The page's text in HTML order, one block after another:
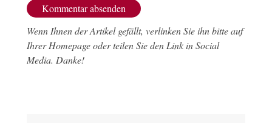
Wenn Ihnen der Artikel gefällt, verlinken Sie ihn bitte auf
Ihrer Homepage oder teilen Sie den Link in Social
Media. Danke!